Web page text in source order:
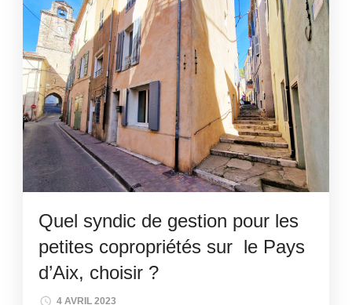
Quel syndic de gestion pour les
petites copropriétés sur le Pays
d’Aix, choisir ?
4 AVRIL 2023